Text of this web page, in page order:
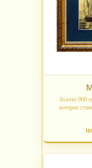
Золото 960
которое